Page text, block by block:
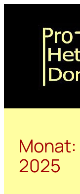
Monat:
2025